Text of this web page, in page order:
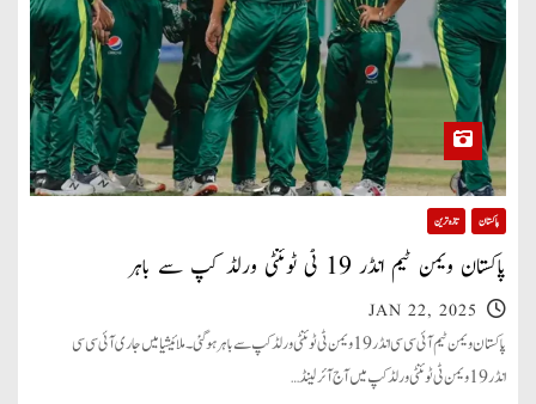
پاکستان تازہ ترین
پاکستان ویمن ٹیم انڈر 19 ٹی ٹوئنٹی ورلڈ کپ سے باہر
JAN 22, 2025
پاکستان ویمن ٹیم آئی سی سی انڈر19 ویمن ٹی ٹوئنٹی ورلڈ کپ سے باہر ہوگئی۔ ملائیشیا میں جاری آئی سی سی
انڈر19 ویمن ٹی ٹوئنٹی ورلڈ کپ میں آج آئرلینڈ…